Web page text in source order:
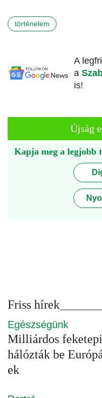
történelem
A
a
is!
Újság
Kapja meg a legjobb
Friss hírek
Egészségünk
Milliárdos
hálózták be
ek